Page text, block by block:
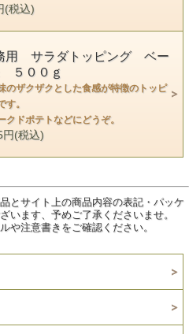
(税込)
用 サラダトッピング ベー
５００ｇ
のザクザクとした食感が特徴のトッピ
す。
クドポテトなどにどうぞ。
円(税込)
とサイト上の商品内容の表記・パッケ
います、予めご了承くださいませ。
や注意書きをご確認ください。